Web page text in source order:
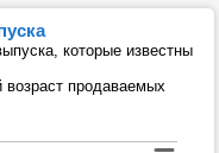
которые известны
продаваемых